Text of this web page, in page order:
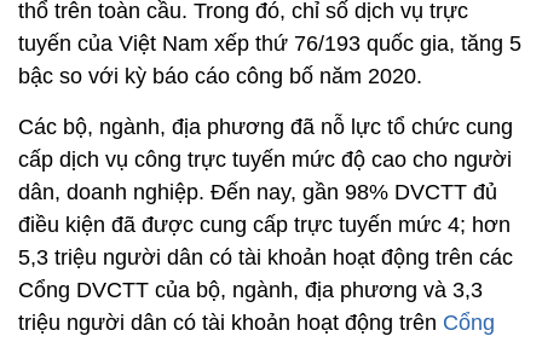
thổ trên toàn cầu. Trong đó, chỉ số dịch vụ trực
tuyến của Việt Nam xếp thứ 76/193 quốc gia, tăng 5
bậc so với kỳ báo cáo công bố năm 2020.
Các bộ, ngành, địa phương đã nỗ lực tổ chức cung
cấp dịch vụ công trực tuyến mức độ cao cho người
dân, doanh nghiệp. Đến nay, gần 98% DVCTT đủ
điều kiện đã được cung cấp trực tuyến mức 4; hơn
5,3 triệu người dân có tài khoản hoạt động trên các
Cổng DVCTT của bộ, ngành, địa phương và 3,3
triệu người dân có tài khoản hoạt động trên Cổng